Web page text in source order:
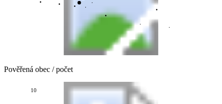
Pověřená obec / počet
10